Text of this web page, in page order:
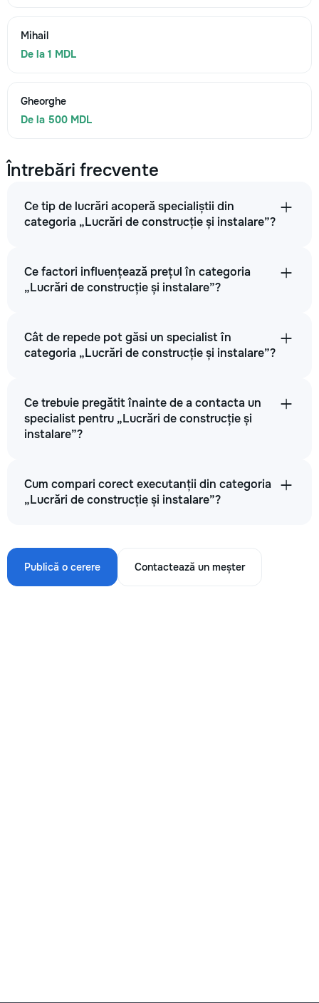
Mihail
De la 1 MDL
Gheorghe
De la 500 MDL
Întrebări frecvente
Ce tip de lucrări acoperă specialiștii din
categoria „Lucrări de construcție și instalare”?
Ce factori influențează prețul în categoria
„Lucrări de construcție și instalare”?
Cât de repede pot găsi un specialist în
categoria „Lucrări de construcție și instalare”?
Ce trebuie pregătit înainte de a contacta un
specialist pentru „Lucrări de construcție și
instalare”?
Cum compari corect executanții din categoria
„Lucrări de construcție și instalare”?
Publică o cerere Contactează un meșter